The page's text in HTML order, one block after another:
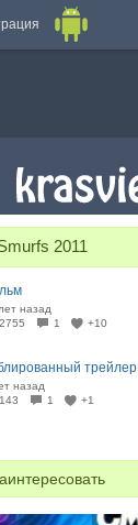
2011
назад
2755
1 +10
трейлер
назад
143
1 +1